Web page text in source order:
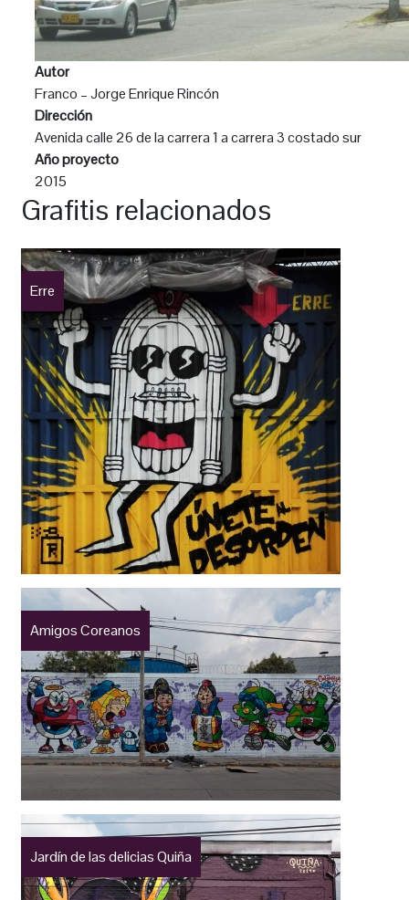
Autor
Franco – Jorge Enrique Rincón
Dirección
Avenida calle 26 de la carrera 1 a carrera 3 costado sur
Año proyecto
2015
Grafitis relacionados
Erre
Amigos Coreanos
Jardín de las delicias Quiña